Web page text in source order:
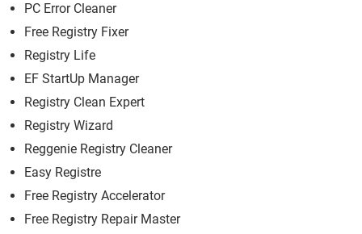
PC Error Cleaner
Free Registry Fixer
Registry Life
EF StartUp Manager
Registry Clean Expert
Registry Wizard
Reggenie Registry Cleaner
Easy Registre
Free Registry Accelerator
Free Registry Repair Master